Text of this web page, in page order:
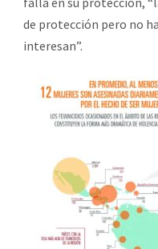
de protección pero no
interesan”.